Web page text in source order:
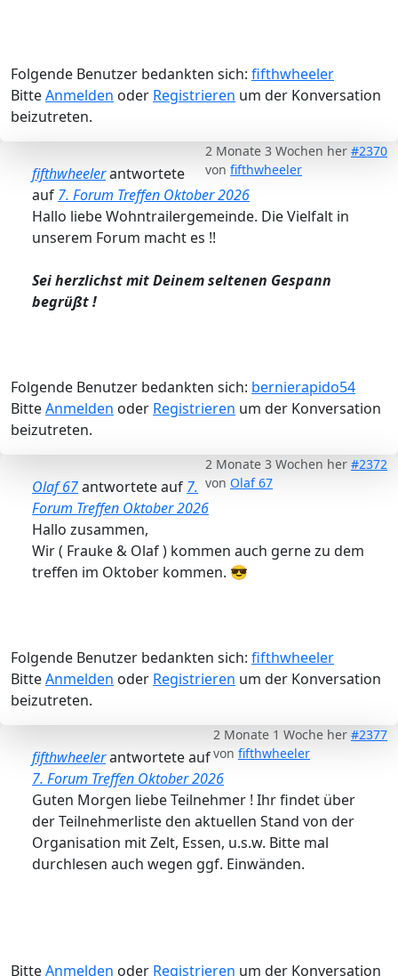
Folgende Benutzer bedankten sich: fifthwheeler
BitteAnmelden oder Registrieren um der Konversation
beizutreten.
2 Monate 3 Wochen her #2370
von fifthwheeler
fifthwheelerantwortete
auf 7. Forum Treffen Oktober 2026
Hallo liebe Wohntrailergemeinde. Die Vielfalt in
unserem Forum macht es !!
Sei herzlichst mit Deinem seltenen Gespann
begrüßt !
Folgende Benutzer bedankten sich: bernierapido54
BitteAnmelden oder Registrieren um der Konversation
beizutreten.
2 Monate 3 Wochen her #2372
von Olaf 67
Olaf 67antwortete auf 7.
Forum Treffen Oktober 2026
Hallo zusammen,
Wir ( Frauke & Olaf ) kommen auch gerne zu dem
treffen im Oktober kommen. 😎
Folgende Benutzer bedankten sich: fifthwheeler
BitteAnmelden oder Registrieren um der Konversation
beizutreten.
2 Monate 1 Woche her #2377
von fifthwheeler
fifthwheelerantwortete auf
7. Forum Treffen Oktober 2026
Guten Morgen liebe Teilnehmer ! Ihr findet über
der Teilnehmerliste den aktuellen Stand von der
Organisation mit Zelt, Essen, u.s.w. Bitte mal
durchlesen auch wegen ggf. Einwänden.
BitteAnmelden oder Registrieren um der Konversation